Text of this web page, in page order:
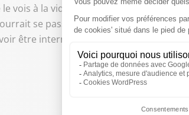
vois à la vidéo.
se passer, c'est quand même
être international japonais, il faut